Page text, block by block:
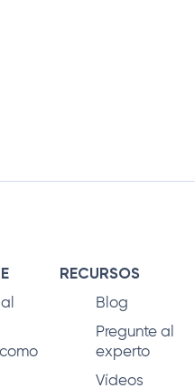
RECURSOS
Blog
Pregunte al
experto
Vídeos